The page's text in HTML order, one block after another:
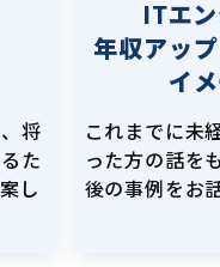
将
た
し
ITエ
年収アッ
イ
これまでに未
った方の話を
後の事例をお